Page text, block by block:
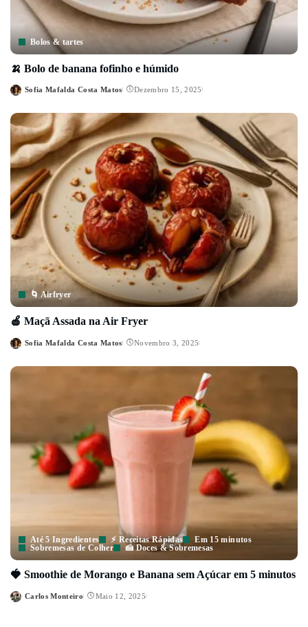
Bolos & tartes
🍌 Bolo de banana fofinho e húmido
Posted
Sofia Mafalda Costa Matos Dezembro 15, 2025
🌀 Airfryer
🍎 Maçã Assada na Air Fryer
Posted
Sofia Mafalda Costa Matos Novembro 3, 2025
Até 5 Ingredientes ⚡ Receitas Rápidas
Em 15 minutos
Sobremesas de Colher
🍰 Doces & Sobremesas
🍓 Smoothie de Morango e Banana sem Açúcar em 5 minutos
Posted
Carlos Monteiro Maio 12, 2025